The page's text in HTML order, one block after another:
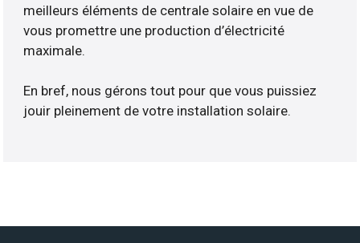
meilleurs éléments de centrale solaire en vue de
vous promettre une production d’électricité
maximale.
En bref, nous gérons tout pour que vous puissiez
jouir pleinement de votre installation solaire.